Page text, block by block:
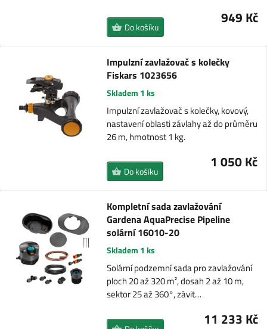
949 Kč
Do košíku
Impulzní zavlažovač s kolečky
Fiskars 1023656
Skladem 1 ks
Impulzní zavlažovač s kolečky, kovový,
nastavení oblasti závlahy až do průměru
26 m, hmotnost 1 kg.
1 050 Kč
Do košíku
Kompletní sada zavlažování
Gardena AquaPrecise Pipeline
solární 16010-20
Skladem 1 ks
Solární podzemní sada pro zavlažování
ploch 20 až 320 m², dosah 2 až 10 m,
sektor 25 až 360°, závit…
11 233 Kč